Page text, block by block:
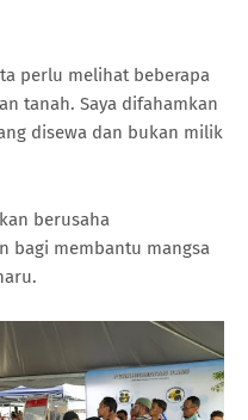
perlu melihat beberapa
tanah. Saya difahamkan
disewa dan bukan milik
berusaha
bagi membantu mangsa